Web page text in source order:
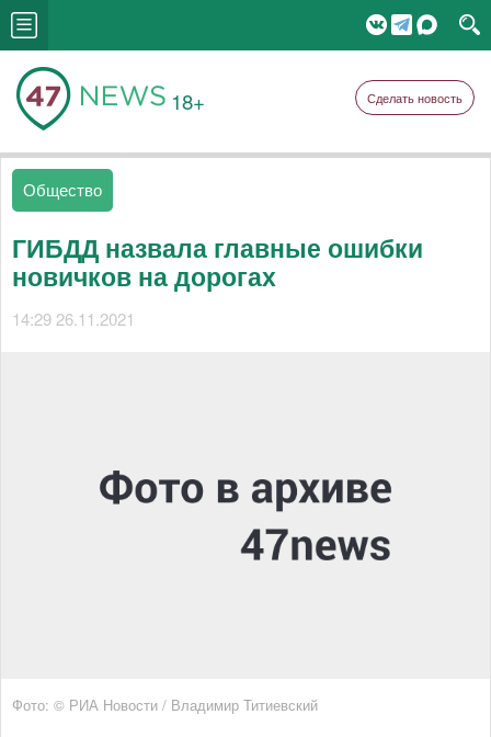
18+ Сделать новость
Общество
ГИБДД назвала главные ошибки
новичков на дорогах
14:29 26.11.2021
Фото: © РИА Новости / Владимир Титиевский